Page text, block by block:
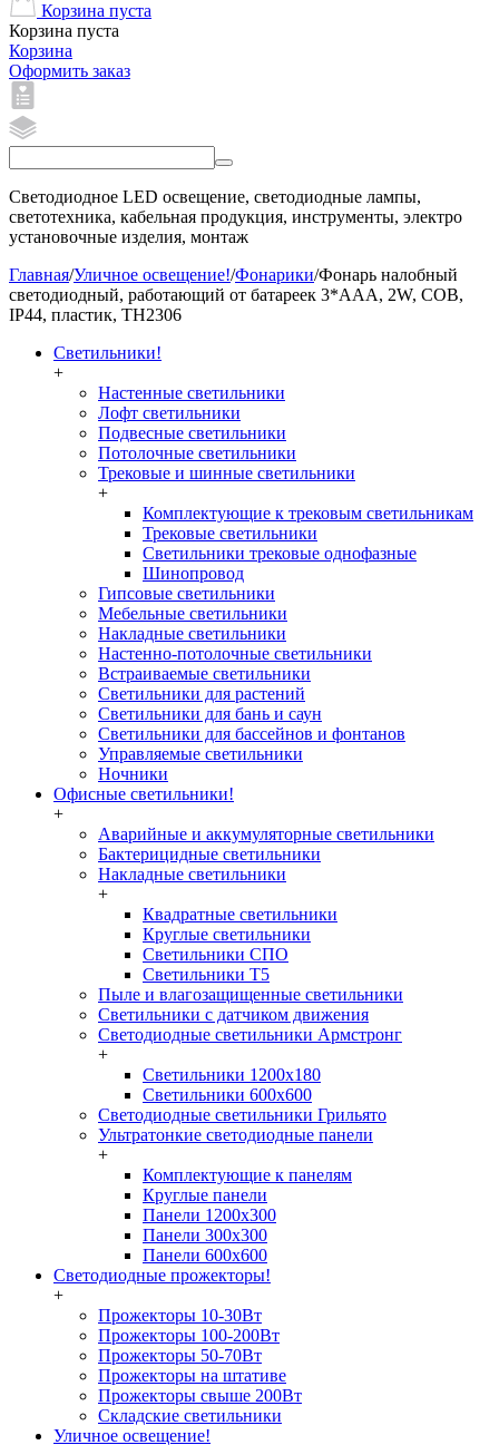
Корзина пуста
Корзина пуста
Корзина
Оформить заказ
Светодиодное LED освещение, светодиодные лампы,
светотехника, кабельная продукция, инструменты, электро
установочные изделия, монтаж
Главная/Уличное освещение!/Фонарики/Фонарь налобный
светодиодный, работающий от батареек 3*AAA, 2W, COB,
IP44, пластик, TH2306
Светильники!
+
Настенные светильники
Лофт светильники
Подвесные светильники
Потолочные светильники
Трековые и шинные светильники
+
Комплектующие к трековым светильникам
Трековые светильники
Светильники трековые однофазные
Шинопровод
Гипсовые светильники
Мебельные светильники
Накладные светильники
Настенно-потолочные светильники
Встраиваемые светильники
Светильники для растений
Светильники для бань и саун
Светильники для бассейнов и фонтанов
Управляемые светильники
Ночники
Офисные светильники!
+
Аварийные и аккумуляторные светильники
Бактерицидные светильники
Накладные светильники
+
Квадратные светильники
Круглые светильники
Светильники СПО
Светильники Т5
Пыле и влагозащищенные светильники
Светильники с датчиком движения
Светодиодные светильники Армстронг
+
Светильники 1200х180
Светильники 600х600
Светодиодные светильники Грильято
Ультратонкие светодиодные панели
+
Комплектующие к панелям
Круглые панели
Панели 1200х300
Панели 300х300
Панели 600х600
Светодиодные прожекторы!
+
Прожекторы 10-30Вт
Прожекторы 100-200Вт
Прожекторы 50-70Вт
Прожекторы на штативе
Прожекторы свыше 200Вт
Складские светильники
Уличное освещение!